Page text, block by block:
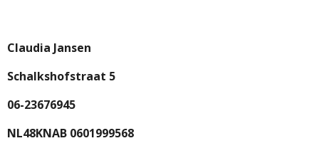
Claudia Jansen
Schalkshofstraat 5
06-23676945
NL48KNAB 0601999568